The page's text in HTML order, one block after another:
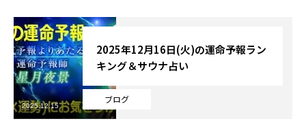
記事カテゴリー
ブログ
お知らせ
芸能界
ブログ
2025年12月16日(火)の運命予報ラン
キング＆サウナ占い
2025.12.15